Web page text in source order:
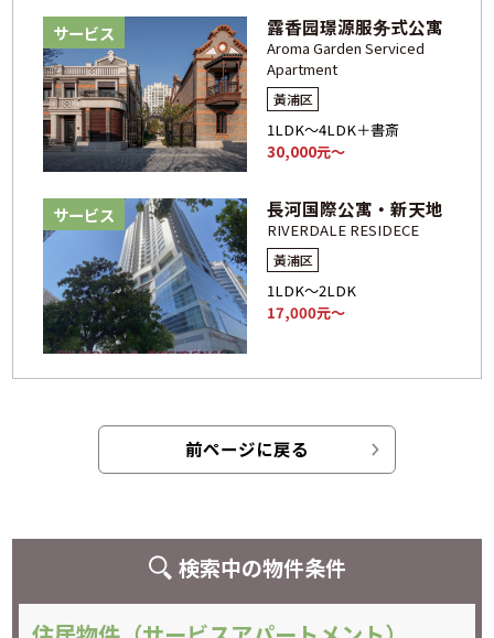
サービス 露香园璟源服务式公寓
Aroma Garden Serviced
Apartment
黃浦区
1LDK～4LDK＋書斎
30,000元～
サービス 長河国際公寓・新天地
RIVERDALE RESIDECE
黃浦区
1LDK～2LDK
17,000元～
前ページに戻る
検索中の物件条件